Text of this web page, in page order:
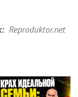
Reproduktor.net